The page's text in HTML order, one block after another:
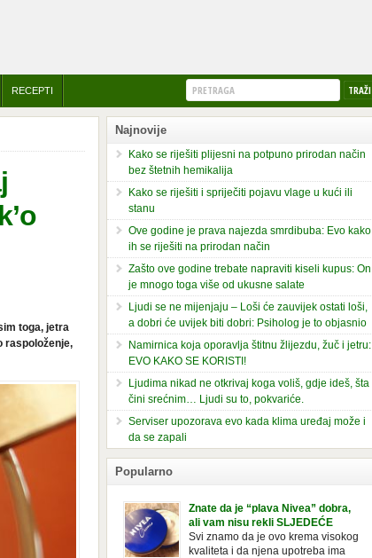
RECEPTI
toga, jetra
raspoloženje,
Najnovije
Kako se riješiti plijesni na potpuno prirodan način
bez štetnih hemikalija
Kako se riješiti i spriječiti pojavu vlage u kući ili
stanu
Ove godine je prava najezda smrdibuba: Evo kako
ih se riješiti na prirodan način
Zašto ove godine trebate napraviti kiseli kupus: On
je mnogo toga više od ukusne salate
Ljudi se ne mijenjaju – Loši će zauvijek ostati loši,
a dobri će uvijek biti dobri: Psiholog je to objasnio
Namirnica koja oporavlja štitnu žlijezdu, žuč i jetru:
EVO KAKO SE KORISTI!
Ljudima nikad ne otkrivaj koga voliš, gdje ideš, šta
čini srećnim… Ljudi su to, pokvariće.
Serviser upozorava evo kada klima uređaj može i
da se zapali
Popularno
Znate da je “plava Nivea” dobra,
ali vam nisu rekli SLJEDEĆE
Svi znamo da je ovo krema visokog
kvaliteta i da njena upotreba ima